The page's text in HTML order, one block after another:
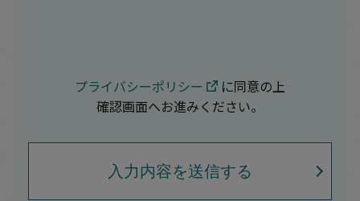
プライバシーポリシー
に同意の上
確認画面へお進みください。